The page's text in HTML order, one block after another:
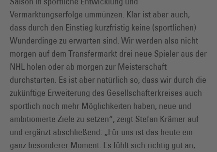
Vermarktungserfolge ummünzen. Klar ist aber auch,
dass durch den Einstieg kurzfristig keine (sportlichen)
Wunderdinge zu erwarten sind. Wir werden also nicht
morgen auf dem Transfermarkt drei neue Spieler aus der
NHL holen oder ab morgen zur Meisterschaft
durchstarten. Es ist aber natürlich so, dass wir durch die
zukünftige Erweiterung des Gesellschafterkreises auch
sportlich noch mehr Möglichkeiten haben, neue und
ambitionierte Ziele zu setzen“, zeigt Stefan Krämer auf
und ergänzt abschließend: „Für uns ist das heute ein
ganz besonderer Moment. Es fühlt sich richtig gut an,